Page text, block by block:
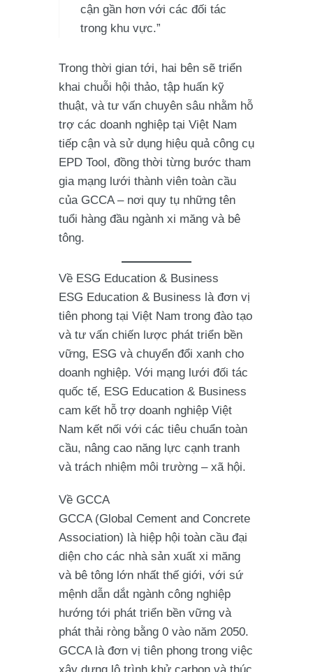
cận gần hơn với các đối tác
trong khu vực.”
Trong thời gian tới, hai bên sẽ triển
khai chuỗi hội thảo, tập huấn kỹ
thuật, và tư vấn chuyên sâu nhằm hỗ
trợ các doanh nghiệp tại Việt Nam
tiếp cận và sử dụng hiệu quả công cụ
EPD Tool, đồng thời từng bước tham
gia mạng lưới thành viên toàn cầu
của GCCA – nơi quy tụ những tên
tuổi hàng đầu ngành xi măng và bê
tông.
Về ESG Education & Business
ESG Education & Business là đơn vị
tiên phong tại Việt Nam trong đào tạo
và tư vấn chiến lược phát triển bền
vững, ESG và chuyển đổi xanh cho
doanh nghiệp. Với mạng lưới đối tác
quốc tế, ESG Education & Business
cam kết hỗ trợ doanh nghiệp Việt
Nam kết nối với các tiêu chuẩn toàn
cầu, nâng cao năng lực cạnh tranh
và trách nhiệm môi trường – xã hội.
Về GCCA
GCCA (Global Cement and Concrete
Association) là hiệp hội toàn cầu đại
diện cho các nhà sản xuất xi măng
và bê tông lớn nhất thế giới, với sứ
mệnh dẫn dắt ngành công nghiệp
hướng tới phát triển bền vững và
phát thải ròng bằng 0 vào năm 2050.
GCCA là đơn vị tiên phong trong việc
xây dựng lộ trình khử carbon và thúc